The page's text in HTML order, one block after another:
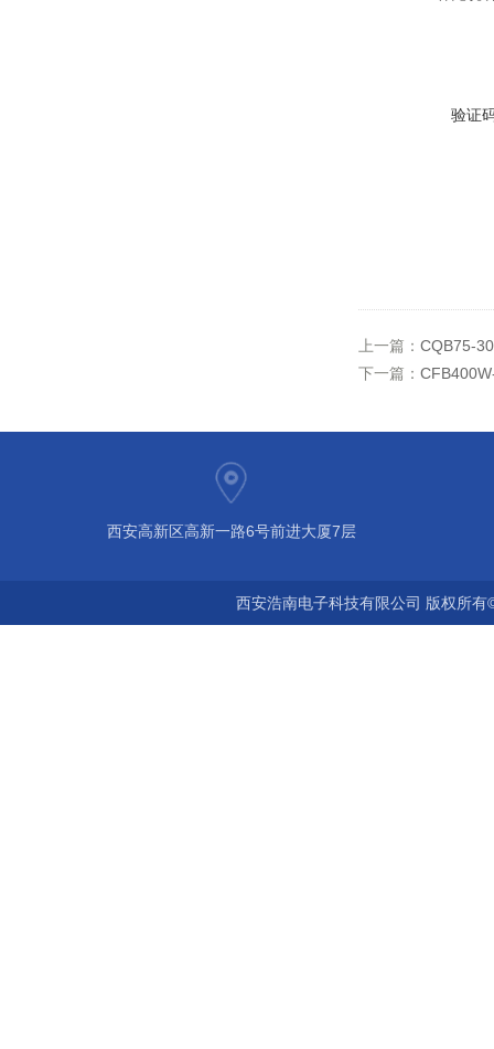
验证
上一篇： CQB75-
下一篇：
西安高新区高新一路6号前进大厦7层
西安浩南电子科技有限公司 版权所